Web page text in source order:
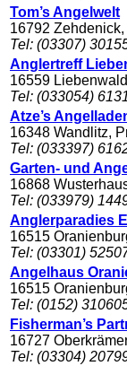
Tom’s Angelwelt
16792
Tel: (03307)
Anglertreff
16559
Tel: (033054)
Atze’s
16348 Wandlitz,
Tel: (033397)
Garten- und
16868
Tel: (033979)
Anglerparadies
16515
Tel: (03301)
Angelhaus
16515
Tel: (0152)
Fisherman’s
16727
Tel: (03304)